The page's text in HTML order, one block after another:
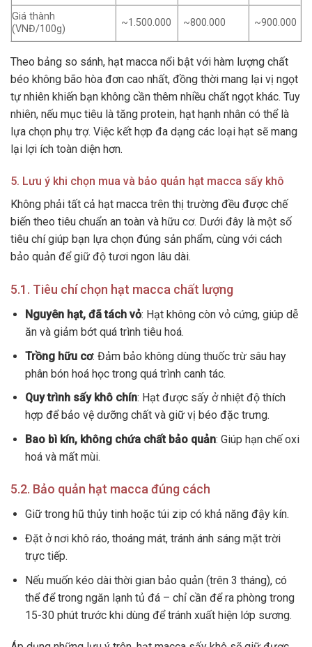
Giá thành
(VNĐ/100g)
~1.500.000 ~800.000 ~900.000
Theo bảng so sánh, hạt macca nổi bật với hàm lượng chất
béo không bão hòa đơn cao nhất, đồng thời mang lại vị ngọt
tự nhiên khiến bạn không cần thêm nhiều chất ngọt khác. Tuy
nhiên, nếu mục tiêu là tăng protein, hạt hạnh nhân có thể là
lựa chọn phụ trợ. Việc kết hợp đa dạng các loại hạt sẽ mang
lại lợi ích toàn diện hơn.
5. Lưu ý khi chọn mua và bảo quản hạt macca sấy khô
Không phải tất cả hạt macca trên thị trường đều được chế
biến theo tiêu chuẩn an toàn và hữu cơ. Dưới đây là một số
tiêu chí giúp bạn lựa chọn đúng sản phẩm, cùng với cách
bảo quản để giữ độ tươi ngon lâu dài.
5.1. Tiêu chí chọn hạt macca chất lượng
Nguyên hạt, đã tách vỏ: Hạt không còn vỏ cứng, giúp dễ
ăn và giảm bớt quá trình tiêu hoá.
Trồng hữu cơ: Đảm bảo không dùng thuốc trừ sâu hay
phân bón hoá học trong quá trình canh tác.
Quy trình sấy khô chín: Hạt được sấy ở nhiệt độ thích
hợp để bảo vệ dưỡng chất và giữ vị béo đặc trưng.
Bao bì kín, không chứa chất bảo quản: Giúp hạn chế oxi
hoá và mất mùi.
5.2. Bảo quản hạt macca đúng cách
Giữ trong hũ thủy tinh hoặc túi zip có khả năng đậy kín.
Đặt ở nơi khô ráo, thoáng mát, tránh ánh sáng mặt trời
trực tiếp.
Nếu muốn kéo dài thời gian bảo quản (trên 3 tháng), có
thể để trong ngăn lạnh tủ đá – chỉ cần để ra phòng trong
15-30 phút trước khi dùng để tránh xuất hiện lớp sương.